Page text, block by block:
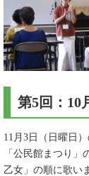
第5回：10
11月3日（日曜日
「公民館まつり
乙女」の順に歌い